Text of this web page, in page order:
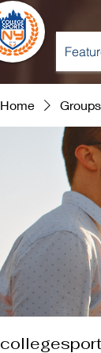
Home Groups